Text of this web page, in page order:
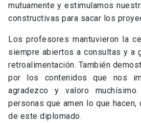
mutuamente y estimulamos
constructivas para sacar los
Los profesores mantuvieron la
siempre abiertos a consultas y a
retroalimentación. También
por los contenidos que nos
agradezco y valoro
personas que amen lo que
de este diplomado.